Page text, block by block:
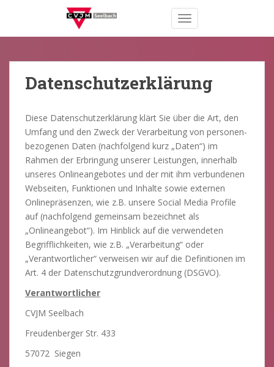
i
TOGGLE NAVIGATION
Datenschutzerklärung
Diese Datenschutzerklärung klärt Sie über die Art, den
Umfang und den Zweck der Verarbeitung von personen-
bezogenen Daten (nachfolgend kurz „Daten“) im
Rahmen der Erbringung unserer Leistungen, innerhalb
unseres Onlineangebotes und der mit ihm verbundenen
Webseiten, Funktionen und Inhalte sowie externen
Onlinepräsenzen, wie z.B. unsere Social Media Profile
auf (nachfolgend gemeinsam bezeichnet als
„Onlineangebot“). Im Hinblick auf die verwendeten
Begrifflichkeiten, wie z.B. „Verarbeitung“ oder
„Verantwortlicher“ verweisen wir auf die Definitionen im
Art. 4 der Datenschutzgrundverordnung (DSGVO).
Verantwortlicher
CVJM Seelbach
Freudenberger Str. 433
57072 Siegen